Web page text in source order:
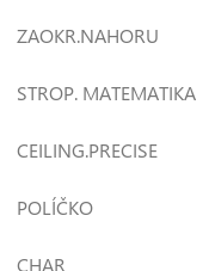
ZAOKR.NAHORU
STROP. MATEMATIKA
CEILING.PRECISE
POLÍČKO
CHAR